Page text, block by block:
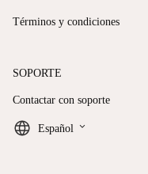
Términos y condiciones
SOPORTE
Contactar con soporte
Español keyboard_arrow_down